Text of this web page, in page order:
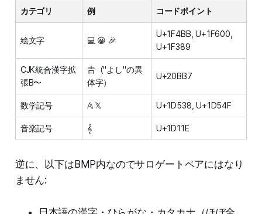
カテゴリ 例 コードポイント
絵文字 💻 😀 🎉
U+1F4BB, U+1F600,
U+1F389
CJK統合漢字拡
張B〜
𠮷（"よし"の異
体字）
U+20BB7
数学記号 𝔸 𝕏 U+1D538, U+1D54F
音楽記号 𝄞 U+1D11E
逆に、以下はBMP内なのでサロゲートペアにはなり
ません: